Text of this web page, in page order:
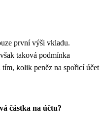
první výši vkladu.
taková podmínka
kolik peněz na spořicí účet
částka na účtu?